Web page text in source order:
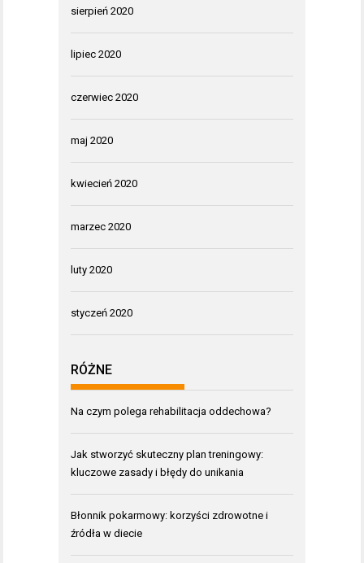
sierpień 2020
lipiec 2020
czerwiec 2020
maj 2020
kwiecień 2020
marzec 2020
luty 2020
styczeń 2020
RÓŻNE
Na czym polega rehabilitacja oddechowa?
Jak stworzyć skuteczny plan treningowy:
kluczowe zasady i błędy do unikania
Błonnik pokarmowy: korzyści zdrowotne i
źródła w diecie